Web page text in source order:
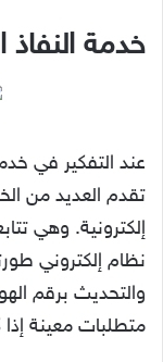
خدمة النفاذ
عند التفكير في
تقدم العديد من
إلكترونية. وهي
نظام إلكتروني
والتحديث برقم
متطلبات معينة إذا